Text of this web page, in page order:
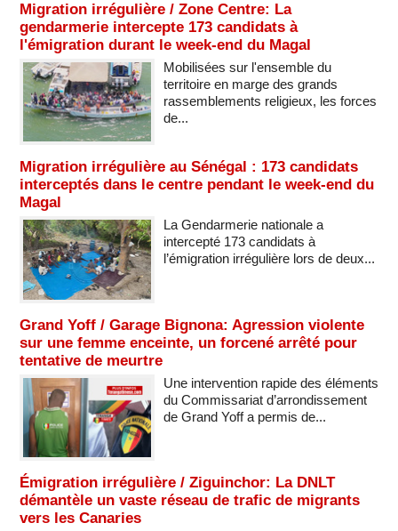
Migration irrégulière / Zone Centre: La
gendarmerie intercepte 173 candidats à
l'émigration durant le week-end du Magal
Mobilisées sur l'ensemble du
territoire en marge des grands
rassemblements religieux, les forces
de...
Migration irrégulière au Sénégal : 173 candidats
interceptés dans le centre pendant le week-end du
Magal
La Gendarmerie nationale a
intercepté 173 candidats à
l’émigration irrégulière lors de deux...
Grand Yoff / Garage Bignona: Agression violente
sur une femme enceinte, un forcené arrêté pour
tentative de meurtre
Une intervention rapide des éléments
du Commissariat d’arrondissement
de Grand Yoff a permis de...
Émigration irrégulière / Ziguinchor: La DNLT
démantèle un vaste réseau de trafic de migrants
vers les Canaries